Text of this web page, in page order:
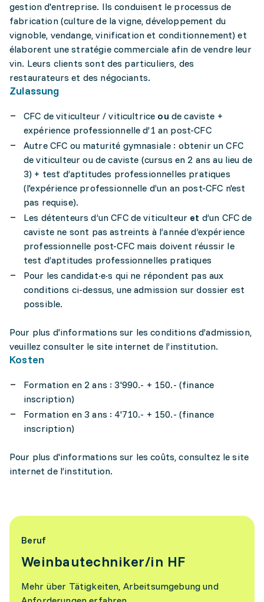
gestion d'entreprise. Ils conduisent le processus de
fabrication (culture de la vigne, développement du
vignoble, vendange, vinification et conditionnement) et
élaborent une stratégie commerciale afin de vendre leur
vin. Leurs clients sont des particuliers, des
restaurateurs et des négociants.
Zulassung
CFC de viticulteur / viticultrice ou de caviste +
expérience professionnelle d’1 an post-CFC
Autre CFC ou maturité gymnasiale : obtenir un CFC
de viticulteur ou de caviste (cursus en 2 ans au lieu de
3) + test d’aptitudes professionnelles pratiques
(l'expérience professionnelle d’un an post-CFC n'est
pas requise).
Les détenteurs d’un CFC de viticulteur et d’un CFC de
caviste ne sont pas astreints à l’année d’expérience
professionnelle post-CFC mais doivent réussir le
test d’aptitudes professionnelles pratiques
Pour les candidat·e·s qui ne répondent pas aux
conditions ci-dessus, une admission sur dossier est
possible.
Pour plus d'informations sur les conditions d’admission,
veuillez consulter le site internet de l’institution.
Kosten
Formation en 2 ans : 3'990.- + 150.- (finance
inscription)
Formation en 3 ans : 4'710.- + 150.- (finance
inscription)
Pour plus d'informations sur les coûts, consultez le site
internet de l’institution.
Beruf
Weinbautechniker/in HF
Mehr über Tätigkeiten, Arbeitsumgebung und